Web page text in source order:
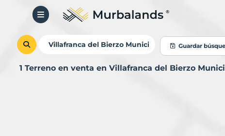
Guardar
1 Terreno en venta en Villafranca del Bierzo